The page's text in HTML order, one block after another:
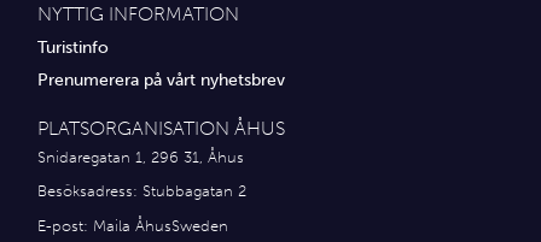
Alla medlemmar
Ekonomi &amp; juridik
Hantverkare
Hus &amp; hem
Ideella föreningar
NYTTIG INFORMATION
Turistinfo
Prenumerera på vårt nyhetsbrev
PLATSORGANISATION ÅHUS
Snidaregatan 1, 296 31, Åhus
Besöksadress: Stubbagatan 2
E-post: Maila ÅhusSweden